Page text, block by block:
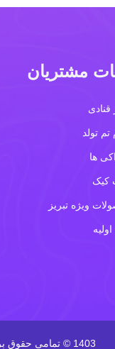
مشتریان
قنادی
تم تولد
ها
کیک
ویژه تبریز
1403 © تمامی حقوق برای این وب سایت محفوظ است | طراحی و پشتیبانی :